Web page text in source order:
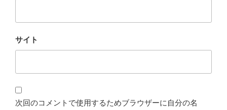
サイト
次回のコメントで使用するためブラウザーに自分の名